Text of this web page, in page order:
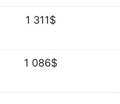
1 311$
1 086$